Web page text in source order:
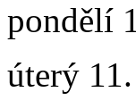
pondělí
úterý